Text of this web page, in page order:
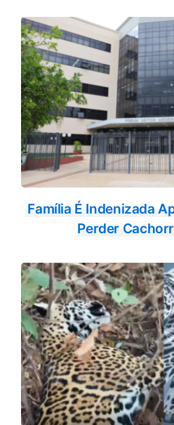
Família É Indenizada
Perder